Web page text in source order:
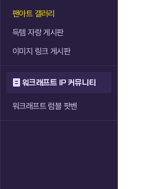
팬아트 갤러리
득템 자랑 게시판
이미지 링크 게시판
워크래프트 IP 커뮤니티
워크래프트 럼블 팟벤